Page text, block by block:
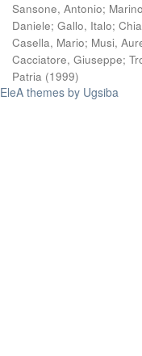
Sansone, Antonio;
Daniele; Gallo, Italo;
Casella, Mario; Musi,
Cacciatore, Giuseppe;
Patria (1999)
EleA themes by Ugsiba